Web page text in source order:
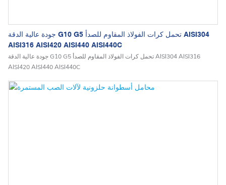
جودة عالية الدقة G10 G5 تحمل كرات الفولاذ المقاوم للصدأ AISI304
AISI316 AISI420 AISI440 AISI440C
جودة عالية الدقة G10 G5 تحمل كرات الفولاذ المقاوم للصدأ AISI304 AISI316
AISI420 AISI440 AISI440C